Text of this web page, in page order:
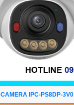
CAMERA IPC-PS8DP-3V0